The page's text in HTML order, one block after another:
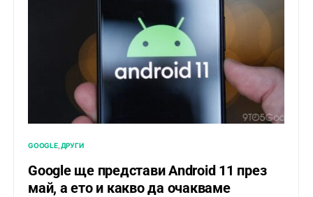
GOOGLE ДРУГИ
Google ще представи Android 11 през
май, а ето и какво да очакваме